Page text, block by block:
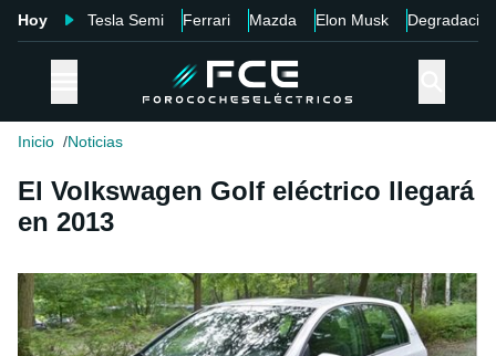
Hoy Tesla Semi Ferrari Mazda Elon Musk Degradación
Inicio Noticias
El Volkswagen Golf eléctrico llegará
en 2013